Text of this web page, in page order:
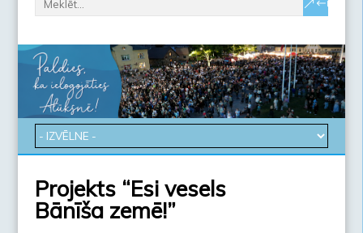
Projekts “Esi vesels
Bānīša zemē!”